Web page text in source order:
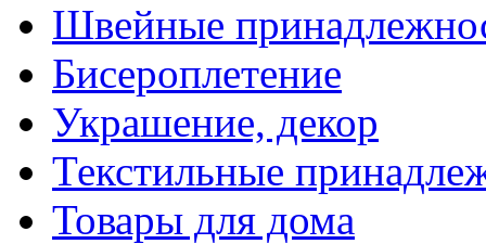
Швейные
Бисероплетение
Украшение, декор
Текстильные
Товары для дома